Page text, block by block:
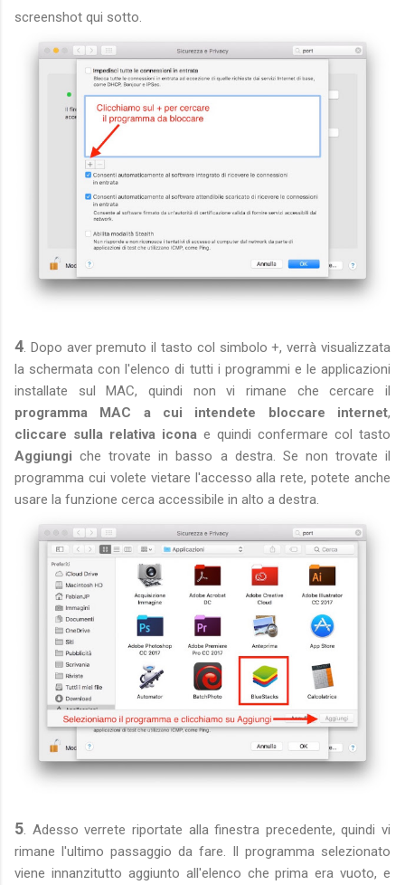
screenshot qui sotto.
4. Dopo aver premuto il tasto col simbolo +, verrà visualizzata
la schermata con l'elenco di tutti i programmi e le applicazioni
installate sul MAC, quindi non vi rimane che cercare il
programma MAC a cui intendete bloccare internet,
cliccare sulla relativa icona e quindi confermare col tasto
Aggiungi che trovate in basso a destra. Se non trovate il
programma cui volete vietare l'accesso alla rete, potete anche
usare la funzione cerca accessibile in alto a destra.
5. Adesso verrete riportate alla finestra precedente, quindi vi
rimane l'ultimo passaggio da fare. Il programma selezionato
viene innanzitutto aggiunto all'elenco che prima era vuoto, e